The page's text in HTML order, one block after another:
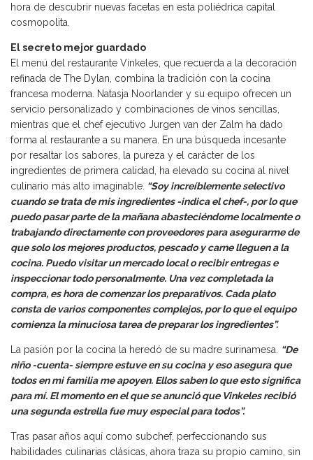
hora de descubrir nuevas facetas en esta poliédrica capital
cosmopolita.
El secreto mejor guardado
El menú del restaurante Vinkeles, que recuerda a la decoración
refinada de The Dylan, combina la tradición con la cocina
francesa moderna. Natasja Noorlander y su equipo ofrecen un
servicio personalizado y combinaciones de vinos sencillas,
mientras que el chef ejecutivo Jurgen van der Zalm ha dado
forma al restaurante a su manera. En una búsqueda incesante
por resaltar los sabores, la pureza y el carácter de los
ingredientes de primera calidad, ha elevado su cocina al nivel
culinario más alto imaginable. “Soy increíblemente selectivo
cuando se trata de mis ingredientes -indica el chef-, por lo que
puedo pasar parte de la mañana abasteciéndome localmente o
trabajando directamente con proveedores para asegurarme de
que solo los mejores productos, pescado y carne lleguen a la
cocina. Puedo visitar un mercado local o recibir entregas e
inspeccionar todo personalmente. Una vez completada la
compra, es hora de comenzar los preparativos. Cada plato
consta de varios componentes complejos, por lo que el equipo
comienza la minuciosa tarea de preparar los ingredientes”.
La pasión por la cocina la heredó de su madre surinamesa.
“De
niño -cuenta- siempre estuve en su cocina y eso asegura que
todos en mi familia me apoyen. Ellos saben lo que esto significa
para mí. El momento en el que se anunció que Vinkeles recibió
una segunda estrella fue muy especial para todos”.
Tras pasar años aquí como subchef, perfeccionando sus
habilidades culinarias clásicas, ahora traza su propio camino, sin